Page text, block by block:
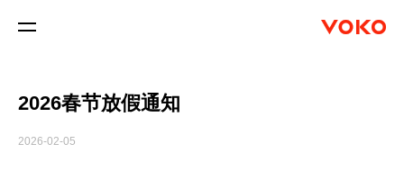

2026春节放假通知
2026-02-05